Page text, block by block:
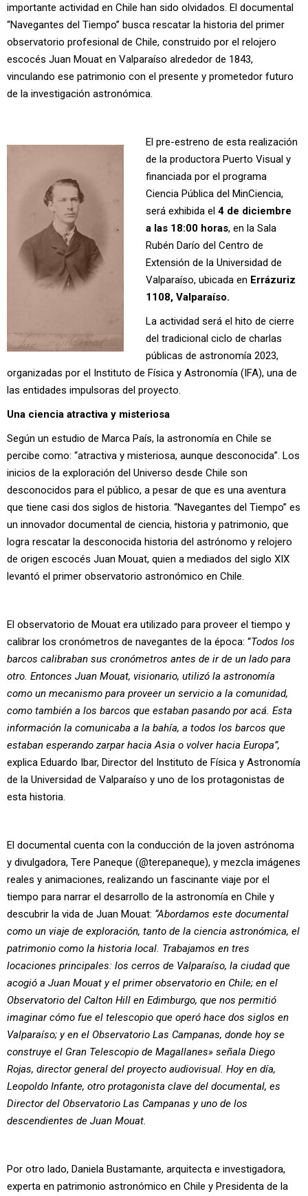
importante actividad en Chile han sido olvidados. El documental
“Navegantes del Tiempo” busca rescatar la historia del primer
observatorio profesional de Chile, construido por el relojero
escocés Juan Mouat en Valparaíso alrededor de 1843,
vinculando ese patrimonio con el presente y prometedor futuro
de la investigación astronómica.
El pre-estreno de esta realización
de la productora Puerto Visual y
financiada por el programa
Ciencia Pública del MinCiencia,
será exhibida el 4 de diciembre
a las 18:00 horas, en la Sala
Rubén Darío del Centro de
Extensión de la Universidad de
Valparaíso, ubicada en Errázuriz
1108, Valparaíso.
La actividad será el hito de cierre
del tradicional ciclo de charlas
públicas de astronomía 2023,
organizadas por el Instituto de Física y Astronomía (IFA), una de
las entidades impulsoras del proyecto.
Una ciencia atractiva y misteriosa
Según un estudio de Marca País, la astronomía en Chile se
percibe como: “atractiva y misteriosa, aunque desconocida”. Los
inicios de la exploración del Universo desde Chile son
desconocidos para el público, a pesar de que es una aventura
que tiene casi dos siglos de historia. “Navegantes del Tiempo” es
un innovador documental de ciencia, historia y patrimonio, que
logra rescatar la desconocida historia del astrónomo y relojero
de origen escocés Juan Mouat, quien a mediados del siglo XIX
levantó el primer observatorio astronómico en Chile.
El observatorio de Mouat era utilizado para proveer el tiempo y
calibrar los cronómetros de navegantes de la época: “Todos los
barcos calibraban sus cronómetros antes de ir de un lado para
otro. Entonces Juan Mouat, visionario, utilizó la astronomía
como un mecanismo para proveer un servicio a la comunidad,
como también a los barcos que estaban pasando por acá. Esta
información la comunicaba a la bahía, a todos los barcos que
estaban esperando zarpar hacia Asia o volver hacia Europa”,
explica Eduardo Ibar, Director del Instituto de Física y Astronomía
de la Universidad de Valparaíso y uno de los protagonistas de
esta historia.
El documental cuenta con la conducción de la joven astrónoma
y divulgadora, Tere Paneque (@terepaneque), y mezcla imágenes
reales y animaciones, realizando un fascinante viaje por el
tiempo para narrar el desarrollo de la astronomía en Chile y
descubrir la vida de Juan Mouat: “Abordamos este documental
como un viaje de exploración, tanto de la ciencia astronómica, el
patrimonio como la historia local. Trabajamos en tres
locaciones principales: los cerros de Valparaíso, la ciudad que
acogió a Juan Mouat y el primer observatorio en Chile; en el
Observatorio del Calton Hill en Edimburgo, que nos permitió
imaginar cómo fue el telescopio que operó hace dos siglos en
Valparaíso; y en el Observatorio Las Campanas, donde hoy se
construye el Gran Telescopio de Magallanes» señala Diego
Rojas, director general del proyecto audiovisual. Hoy en día,
Leopoldo Infante, otro protagonista clave del documental, es
Director del Observatorio Las Campanas y uno de los
descendientes de Juan Mouat.
Por otro lado, Daniela Bustamante, arquitecta e investigadora,
experta en patrimonio astronómico en Chile y Presidenta de la